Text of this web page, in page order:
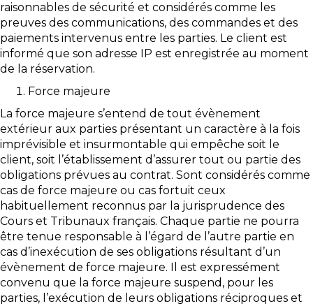
raisonnables de sécurité et considérés comme les
preuves des communications, des commandes et des
paiements intervenus entre les parties. Le client est
informé que son adresse IP est enregistrée au moment
de la réservation.
Force majeure
La force majeure s’entend de tout évènement
extérieur aux parties présentant un caractère à la fois
imprévisible et insurmontable qui empêche soit le
client, soit l’établissement d’assurer tout ou partie des
obligations prévues au contrat. Sont considérés comme
cas de force majeure ou cas fortuit ceux
habituellement reconnus par la jurisprudence des
Cours et Tribunaux français. Chaque partie ne pourra
être tenue responsable à l’égard de l’autre partie en
cas d’inexécution de ses obligations résultant d’un
évènement de force majeure. Il est expressément
convenu que la force majeure suspend, pour les
parties, l’exécution de leurs obligations réciproques et